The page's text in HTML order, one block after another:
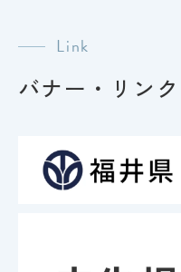
Link
バナー・リンク